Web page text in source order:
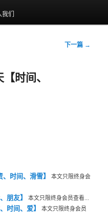
们
下一篇 →
时间、
时间、滑雪】
本文只限终身会
朋友】 本文只限终身会员查看...
时间、爱】
本文只限终身会员